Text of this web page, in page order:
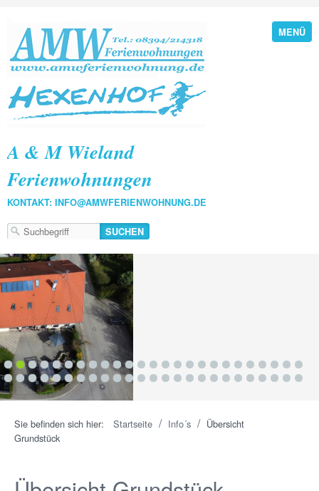
MENÜ
A & M Wieland
Ferienwohnungen
KONTAKT: INFO@AMWFERIENWOHNUNG.DE
1 2 3 4 5 6 7 8 91011 12 13 14 15 16 17 18 19 20 21 22 23 24 25
26 27 2829303132 33 34 35 36 37 38 39 40 41 42 43 44 45 46 47 48 49 50
Sie befinden sich hier: Startseite / Info´s / Übersicht
Grundstück